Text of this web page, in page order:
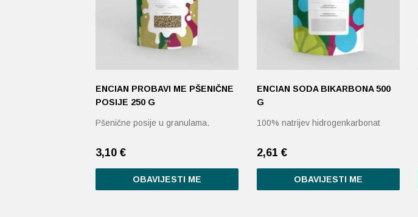
ENCIAN PROBAVI ME PŠENIČNE
POSIJE 250 G
Pšenične posije u granulama.
3,10 €
OBAVIJESTI ME
ENCIAN SODA BIKARBONA 500
G
100% natrijev hidrogenkarbonat
2,61 €
OBAVIJESTI ME